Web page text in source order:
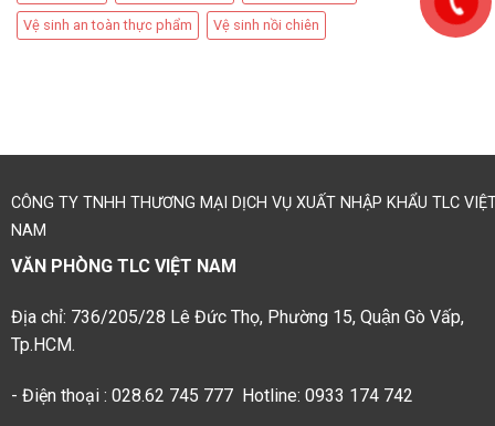
Vệ sinh an toàn thực phẩm Vệ sinh nồi chiên
CÔNG TY TNHH THƯƠNG MẠI DỊCH VỤ XUẤT NHẬP KHẨU TLC
NAM
VĂN PHÒNG TLC VIỆT NAM
Địa chỉ: 736/205/28 Lê Đức Thọ, Phường 15, Quận Gò Vấp,
Tp.HCM.
- Điện thoại : 028.62 745 777 Hotline: 0933 174 742